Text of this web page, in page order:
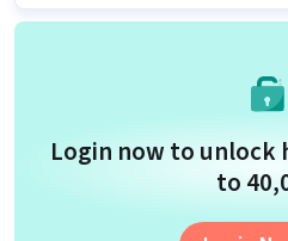
Login now to unlock
to